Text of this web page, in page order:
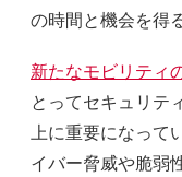
の時間と機会を得
新たなモビリティ
とってセキュリテ
上に重要になって
イバー脅威や脆弱